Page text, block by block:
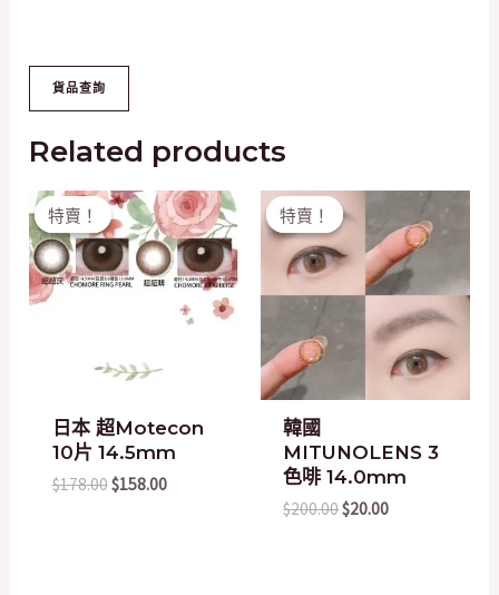
Related products
特賣！
特賣！
日本 超Motecon
10片 14.5mm
$178.00
Original
price
was:
$178.00.
$158.00
Current
price
is:
$158.00.
特賣！
特賣！
韓國
MITUNOLENS 3
色啡 14.0mm
$200.00
price
was:
$200.00.
$20.00
Current
price
is:
$20.00.